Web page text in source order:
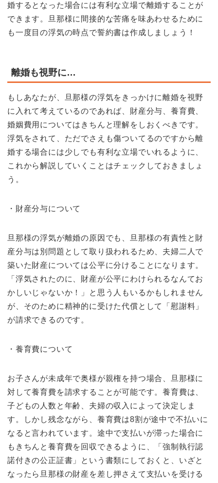
婚するとなった場合には有利な立場で離婚することが
できます。旦那様に間接的な苦痛を味あわせるために
も一度目の浮気の時点で誓約書は作成しましょう！
離婚も視野に…
もしあなたが、旦那様の浮気をきっかけに離婚を視野
に入れて考えているのであれば、財産分与、養育費、
婚姻費用についてはきちんと理解をしおくべきです。
浮気をされて、ただでさえも傷ついてるのですから離
婚する場合には少しでも有利な立場でいれるように、
これから解説していくことはチェックしておきましょ
う。
・財産分与について
旦那様の浮気が離婚の原因でも、旦那様の有責性と財
産分与は別問題として取り扱われるため、夫婦二人で
築いた財産については公平に分けることになります。
「浮気されたのに、財産が公平にわけられるなんてお
かしいじゃないか！」と思う人もいるかもしれません
が、そのために精神的に受けた代償として「慰謝料」
が請求できるのです。
・養育費について
お子さんが未成年で奥様が親権を持つ場合、旦那様に
対して養育費を請求することが可能です。養育費は、
子どもの人数と年齢、夫婦の収入によって決定しま
す。しかし残念ながら、養育費は8割が途中で不払いに
なると言われています。途中で支払いが滞った場合に
もきちんと養育費を回収できるように、「強制執行認
諾付きの公正証書」という書類にしておくと、いざと
なったら旦那様の財産を差し押さえて支払いを受ける